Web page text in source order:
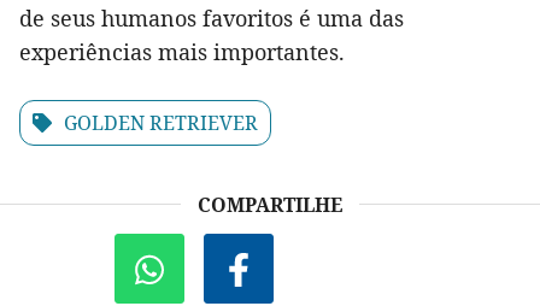
de seus humanos favoritos é uma das
experiências mais importantes.
GOLDEN RETRIEVER
COMPARTILHE